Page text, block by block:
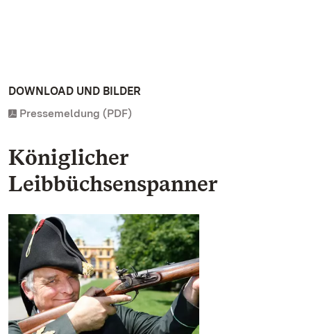
DOWNLOAD UND BILDER
Pressemeldung (PDF)
Königlicher
Leibbüchsenspanner